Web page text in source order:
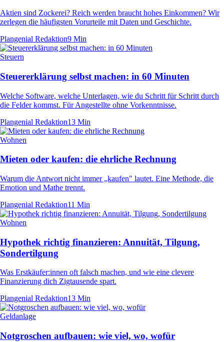
Aktien sind Zockerei? Reich werden braucht hohes Einkommen? Wir
zerlegen die häufigsten Vorurteile mit Daten und Geschichte.
Plangenial Redaktion9 Min
Steuern
Steuererklärung selbst machen: in 60 Minuten
Welche Software, welche Unterlagen, wie du Schritt für Schritt durch
die Felder kommst. Für Angestellte ohne Vorkenntnisse.
Plangenial Redaktion13 Min
Wohnen
Mieten oder kaufen: die ehrliche Rechnung
Warum die Antwort nicht immer „kaufen" lautet. Eine Methode, die
Emotion und Mathe trennt.
Plangenial Redaktion11 Min
Wohnen
Hypothek richtig finanzieren: Annuität, Tilgung,
Sondertilgung
Was Erstkäufer:innen oft falsch machen, und wie eine clevere
Finanzierung dich Zigtausende spart.
Plangenial Redaktion13 Min
Geldanlage
Notgroschen aufbauen: wie viel, wo, wofür